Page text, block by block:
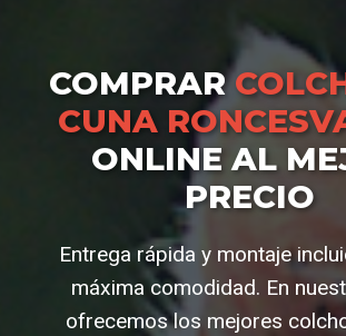
COMPRAR
CUNA
ONLINE AL
PRECIO
Entrega rápida y montaje
máxima comodidad. En
ofrecemos los mejores